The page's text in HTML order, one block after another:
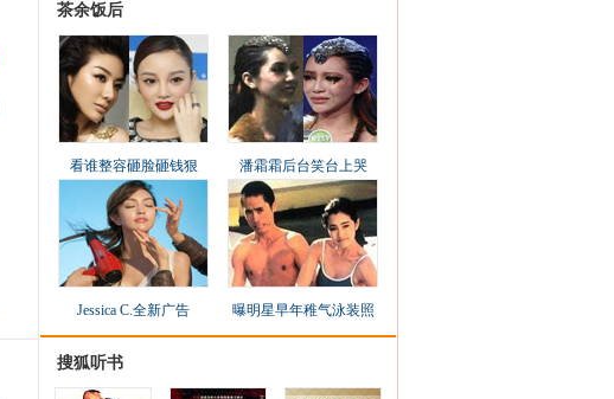
茶余饭后
看谁整容砸脸砸钱狠 潘霜霜后台笑台上哭
Jessica C.全新广告 曝明星早年稚气泳装照
搜狐听书